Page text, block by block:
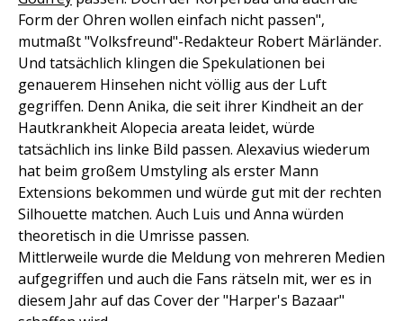
Form der Ohren wollen einfach nicht passen",
mutmaßt "Volksfreund"-Redakteur Robert Märländer.
Und tatsächlich klingen die Spekulationen bei
genauerem Hinsehen nicht völlig aus der Luft
gegriffen. Denn Anika, die seit ihrer Kindheit an der
Hautkrankheit Alopecia areata leidet, würde
tatsächlich ins linke Bild passen. Alexavius wiederum
hat beim großem Umstyling als erster Mann
Extensions bekommen und würde gut mit der rechten
Silhouette matchen. Auch Luis und Anna würden
theoretisch in die Umrisse passen.
Mittlerweile wurde die Meldung von mehreren Medien
aufgegriffen und auch die Fans rätseln mit, wer es in
diesem Jahr auf das Cover der "Harper's Bazaar"